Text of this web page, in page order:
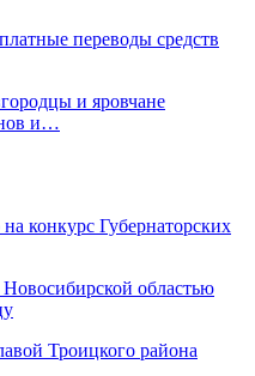
переводы средств
и яровчане
и…
конкурс Губернаторских
областью
Троицкого района